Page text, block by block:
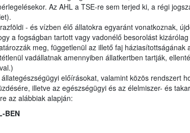
Az AHL a TSE-re sem terjed ki, a régi
- és vízben élő állatokra egyaránt vonatkoznak,
a fogságban tartott vagy vadonélő besorolást
meg, függetlenül az illető faj háziasítottságának
vadállatnak amennyiben állatkertben tartják,
előírásokat, valamint közös rendszert
illetve az egészségügyi és az élelmiszer- és
az alábbiak alapján:
BEN